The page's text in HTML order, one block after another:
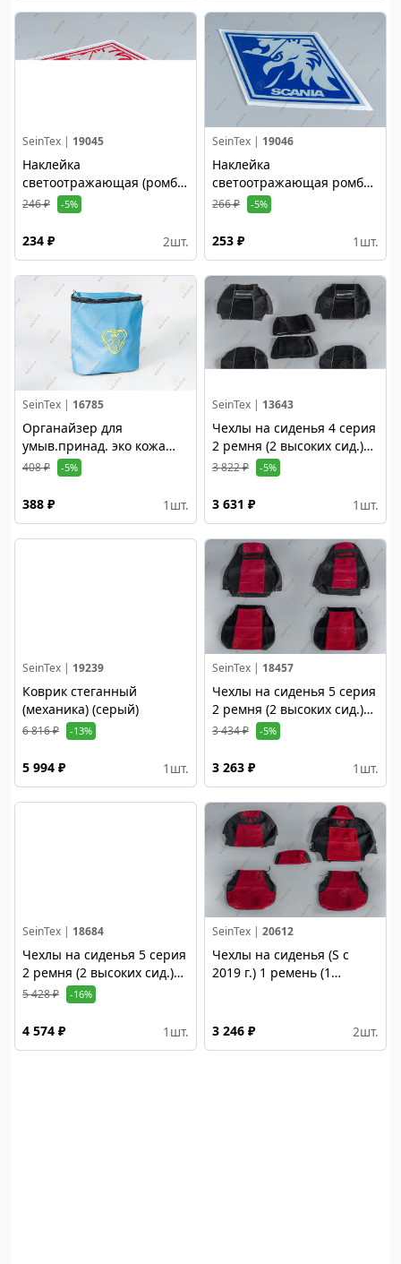
SeinTex | 19045
Наклейка
светоотражающая (ромб
малый красный левый)
246 ₽ -5%
234 ₽ 2шт.
SeinTex | 19046
Наклейка
светоотражающая ромб
малый синий LH
266 ₽ -5%
253 ₽ 1 шт.
SeinTex | 16785
Органайзер для
умыв.принад. эко кожа
(вышивка)
408 ₽ -5%
388 ₽ 1 шт.
SeinTex | 13643
Чехлы на сиденья 4 серия
2 ремня (2 высоких сид.)
черные
3 822 ₽ -5%
3 631 ₽ 1 шт.
SeinTex | 19239
Коврик стеганный
(механика) (серый)
6 816 ₽ -13%
5 994 ₽ 1 шт.
SeinTex | 18457
Чехлы на сиденья 5 серия
2 ремня (2 высоких сид.)
вышивка, красный
3 434 ₽ -5%
3 263 ₽ 1 шт.
SeinTex | 18684
Чехлы на сиденья 5 серия
2 ремня (2 высоких сид.)
Alicante, стёганый, синий
5 428 ₽ -16%
4 574 ₽ 1 шт.
SeinTex | 20612
Чехлы на сиденья (S с
2019 г.) 1 ремень (1
3 246 ₽
2шт.